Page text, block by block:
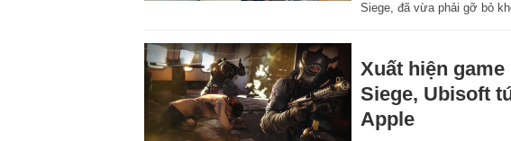
Siege, đã vừa phải gỡ bỏ
Xuất hiện
Siege, Ubisoft
Apple